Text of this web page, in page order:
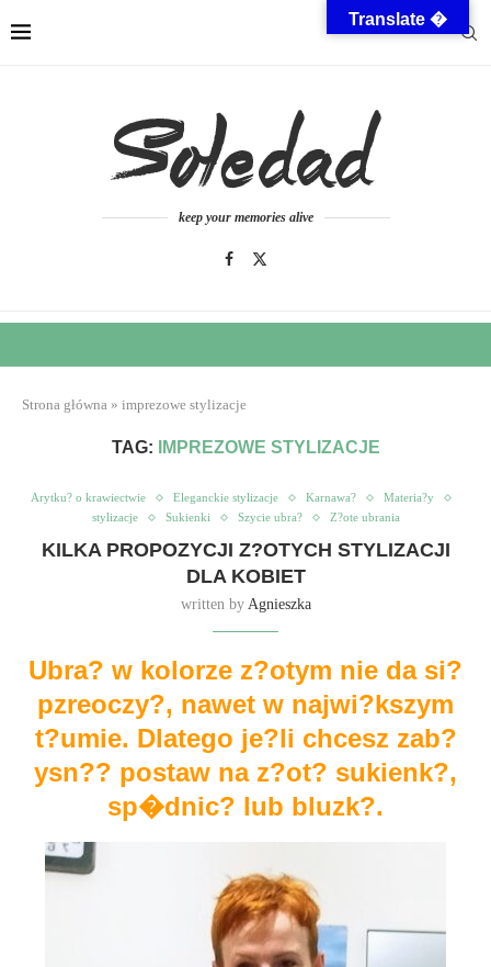
keep your memories alive
Strona główna » imprezowe stylizacje
TAG: IMPREZOWE STYLIZACJE
Arytku? o krawiectwie Eleganckie stylizacje Karnawa?
Materia?y
stylizacje
Sukienki Szycie ubra? Z?ote ubrania
KILKA PROPOZYCJI Z?OTYCH STYLIZACJI
DLA KOBIET
written by Agnieszka
Ubra? w kolorze z?otym nie da si?
pzreoczy?, nawet w najwi?kszym
t?umie. Dlatego je?li chcesz zab?
ysn?? postaw na z?ot? sukienk?,
sp�dnic? lub bluzk?.
Translate �